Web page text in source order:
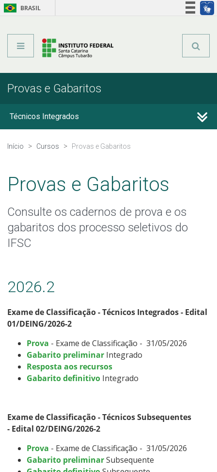
BRASIL
Provas e Gabaritos
Técnicos Integrados
Técnicos Subsequentes
Graduação
Especialização
Educação a Distância
Processo de Inscrição
Resultados
Resultados Vagas Remanescentes
Calendário de inscrições
Processos Seletivos
Início Cursos Provas e Gabaritos
Provas e Gabaritos
Consulte os cadernos de prova e os
gabaritos dos processo seletivos do
IFSC
2026.2
Exame de Classificação - Técnicos Integrados - Edital
01/DEING/2026-2
Prova - Exame de Classificação - 31/05/2026
Gabarito preliminar Integrado
Resposta aos recursos
Gabarito definitivo Integrado
Exame de Classificação - Técnicos Subsequentes
- Edital 02/DEING/2026-2
Prova - Exame de Classificação - 31/05/2026
Gabarito preliminarSubsequente